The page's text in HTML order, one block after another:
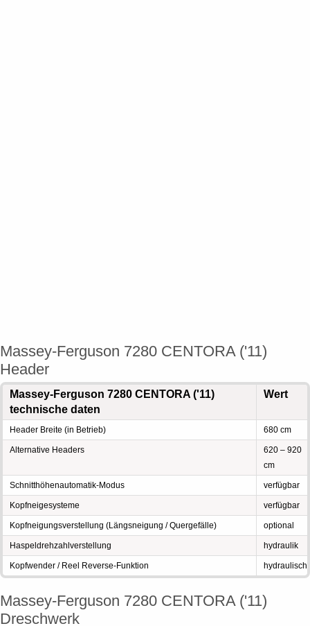
Massey-Ferguson 7280 CENTORA ('11)
Header
Massey-Ferguson 7280 CENTORA ('11)
technische daten
Wert
Header Breite (in Betrieb) 680 cm
Alternative Headers
620 – 920
cm
Schnitthöhenautomatik-Modus verfügbar
Kopfneigesysteme verfügbar
Kopfneigungsverstellung (Längsneigung / Quergefälle) optional
Haspeldrehzahlverstellung hydraulik
Kopfwender / Reel Reverse-Funktion hydraulisch
Massey-Ferguson 7280 CENTORA ('11)
Dreschwerk